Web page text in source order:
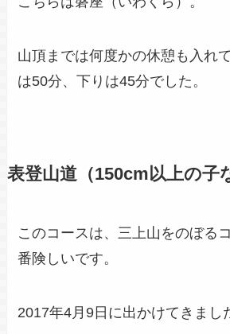
山頂までは何度かの休憩も入れ
は50分、下りは45分でした。
表登山道（150cm以上の子
このコースは、三上山をのぼる
番険しいです。
2017年4月9日に出かけてきまし